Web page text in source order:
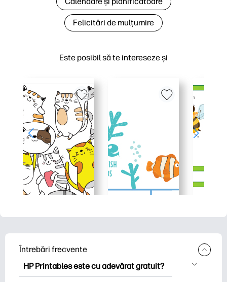
Este posibil să te intereseze și
Felicitări de mulțumire
Întrebări frecvente
HP Printables este cu adevărat gratuit?